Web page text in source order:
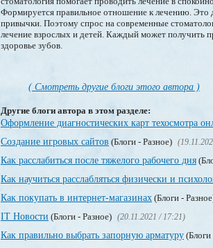
Формируется правильное отношение к лечению.
привычки. Поэтому спрос на современные
лечение взрослых и детей. Каждый может получить
здоровье зубов.
( Смотреть другие блоги этого автора )
Другие блоги автора в этом разделе:
Оформление диагностических карт техосмотра
Создание игровых сайтов (Блоги - Разное)
Как расслабиться после тяжелого рабочего дня
Как научиться расслабляться физически и
Как покупать в интернет-магазинах (Блоги -
IT Новости (Блоги - Разное) (20.11.2021 / 17:21)
Как правильно выбрать запорную арматуру (Блоги